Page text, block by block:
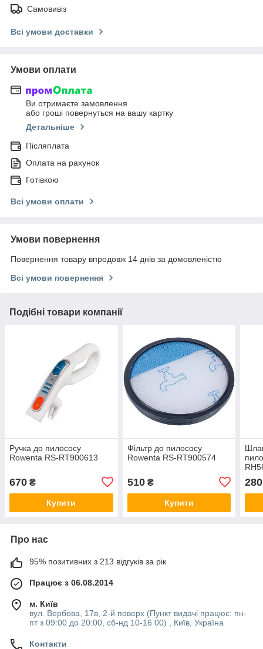
Самовивіз
Всі умови доставки
Умови оплати
Ви отримаєте замовлення
або гроші повернуться на вашу картку
Детальніше
Післяплата
Оплата на рахунок
Готівкою
Всі умови оплати
Умови повернення
Повернення товару впродовж 14 днів за домовленістю
Всі умови повернення
Подібні товари компанії
Ручка до пилососу
Rowenta RS-RT900613
670 ₴
Купити
Фільтр до пилососу
Rowenta RS-RT900574
510₴
Купити
280
Про нас
95% позитивних з 213 відгуків за рік
Працює з 06.08.2014
м. Київ
вул. Вербова, 17в, 2-й поверх (Пункт видачі працює: пн-
пт з 09:00 до 20:00, сб-нд 10-16 00) , Київ, Україна
Контакти